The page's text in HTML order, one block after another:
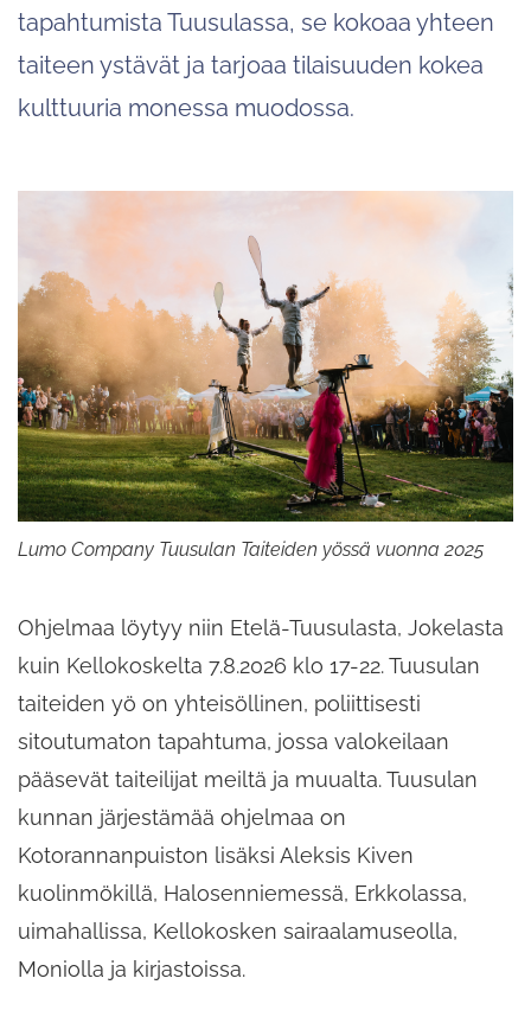
tapahtumista Tuusulassa, se kokoaa yhteen
taiteen ystävät ja tarjoaa tilaisuuden kokea
kulttuuria monessa muodossa.
Lumo Company Tuusulan Taiteiden yössä vuonna 2025
Ohjelmaa löytyy niin Etelä-Tuusulasta, Jokelasta
kuin Kellokoskelta 7.8.2026 klo 17-22. Tuusulan
taiteiden yö on yhteisöllinen, poliittisesti
sitoutumaton tapahtuma, jossa valokeilaan
pääsevät taiteilijat meiltä ja muualta. Tuusulan
kunnan järjestämää ohjelmaa on
Kotorannanpuiston lisäksi Aleksis Kiven
kuolinmökillä, Halosenniemessä, Erkkolassa,
uimahallissa, Kellokosken sairaalamuseolla,
Moniolla ja kirjastoissa.